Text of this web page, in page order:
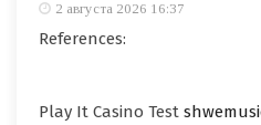
2 августа 2026 16:37
References:
Play It Casino Test